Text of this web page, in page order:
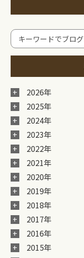
2026年
2025年
2024年
2023年
2022年
2021年
2020年
2019年
2018年
2017年
2016年
2015年